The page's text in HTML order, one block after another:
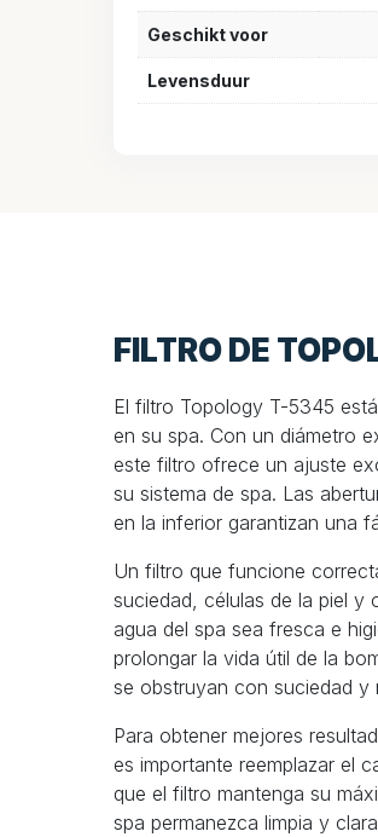
Geschikt voor
Levensduur
FILTRO DE
El filtro Topology T-5345
en su spa. Con un diámetro
este filtro ofrece un ajuste
su sistema de spa. Las
en la inferior garantizan una
Un filtro que funcione
suciedad, células de la piel y
agua del spa sea fresca e
prolongar la vida útil de la
se obstruyan con suciedad y
Para obtener mejores
es importante reemplazar el
que el filtro mantenga su
spa permanezca limpia y